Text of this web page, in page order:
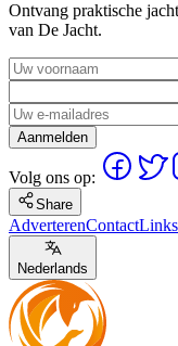
Ontvang praktische
van De Jacht.
Aanmelden
Volg ons op:
Share
AdverterenContactLinks
Nederlands